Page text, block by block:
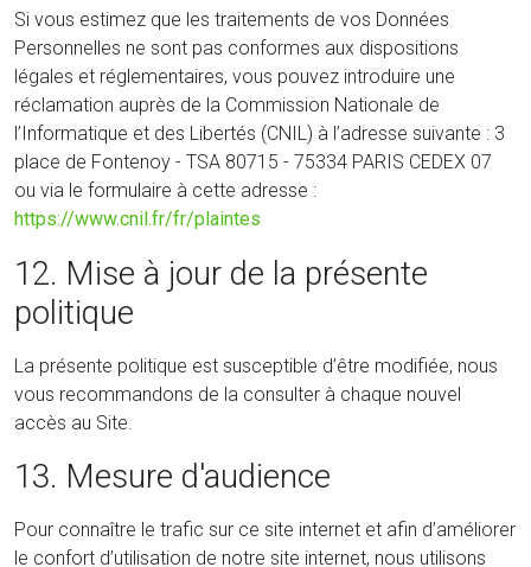
Si vous estimez que les traitements de vos Données
Personnelles ne sont pas conformes aux dispositions
légales et réglementaires, vous pouvez introduire une
réclamation auprès de la Commission Nationale de
l’Informatique et des Libertés (CNIL) à l’adresse suivante : 3
place de Fontenoy - TSA 80715 - 75334 PARIS CEDEX 07
ou via le formulaire à cette adresse :
https://www.cnil.fr/fr/plaintes
12. Mise à jour de la présente
politique
La présente politique est susceptible d’être modifiée, nous
vous recommandons de la consulter à chaque nouvel
accès au Site.
13. Mesure d'audience
Pour connaître le trafic sur ce site internet et afin d’améliorer
le confort d’utilisation de notre site internet, nous utilisons